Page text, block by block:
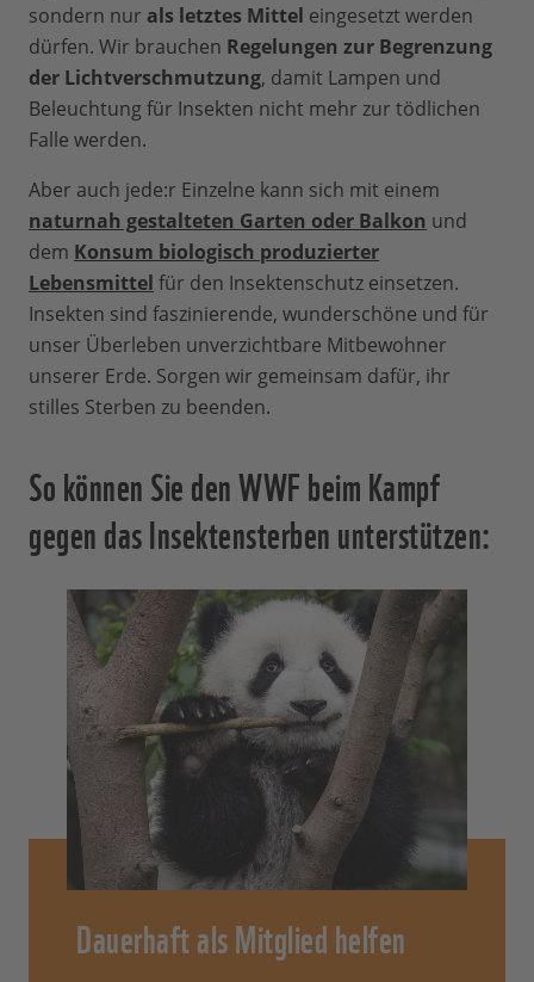
sondern nur als letztes Mittel eingesetzt werden
dürfen. Wir brauchen Regelungen zur Begrenzung
der Lichtverschmutzung, damit Lampen und
Beleuchtung für Insekten nicht mehr zur tödlichen
Falle werden.
Aber auch jede:r Einzelne kann sich mit einem
naturnah gestalteten Garten oder Balkon und
dem Konsum biologisch produzierter
Lebensmittel für den Insektenschutz einsetzen.
Insekten sind faszinierende, wunderschöne und für
unser Überleben unverzichtbare Mitbewohner
unserer Erde. Sorgen wir gemeinsam dafür, ihr
stilles Sterben zu beenden.
So können Sie den WWF beim Kampf
gegen das Insektensterben unterstützen:
Dauerhaft als Mitglied helfen